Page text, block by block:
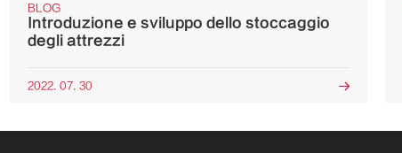
BLOG
Introduzione e sviluppo dello stoccaggio
degli attrezzi
2022. 07. 30 